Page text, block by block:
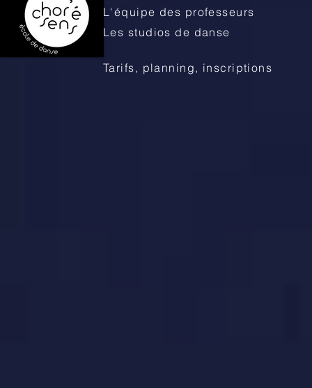
L'équipe des professeurs
Les studios de danse
Tarifs, planning, inscriptions